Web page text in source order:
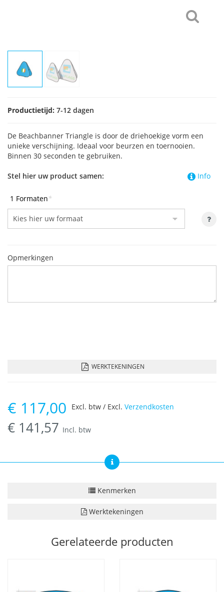
Productietijd: 7-12 dagen
De Beachbanner Triangle is door de driehoekige vorm een
unieke verschijning. Ideaal voor beurzen en toernooien.
Binnen 30 seconden te gebruiken.
Info
Stel hier uw product samen:
1 Formaten*
Opmerkingen
WERKTEKENINGEN
€ 117,00
€ 141,57 Incl. btw
Excl. btw / Excl. Verzendkosten
Kenmerken
Werktekeningen
Gerelateerde producten